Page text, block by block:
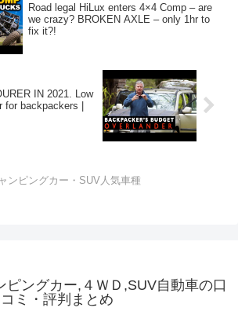
Road legal HiLux enters 4×4 Comp – are
we crazy? BROKEN AXLE – only 1hr to
fix it?!
IN 2021. Low
backpackers |
ンピングカー・SUV人気車種
ピングカー,４ＷＤ,SUV自動車の口
コミ・評判まとめ